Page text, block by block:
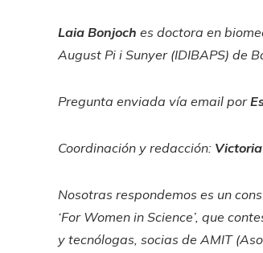
Laia Bonjoch es doctora en
August Pi i Sunyer (IDIBAPS) de
Pregunta enviada vía email por
Coordinación y redacción:
Nosotras respondemos es un
‘For Women in Science’, que
y tecnólogas, socias de AMIT